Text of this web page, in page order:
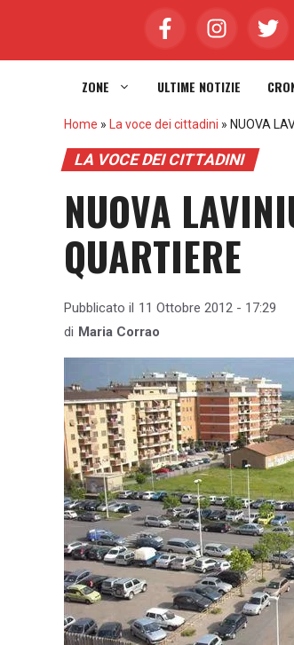
ZONE ULTIME NOTIZIE
Home » La voce dei cittadini » NUOVA
LA VOCE DEI CITTADINI
NUOVA
QUARTIERE
Pubblicato il 11 Ottobre 2012 - 17:29
di Maria Corrao